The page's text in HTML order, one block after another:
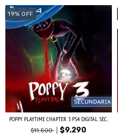
19% OFF
POPPY PLAYTIME CHAPTER 3 PS4 DIGITAL SEC...
$11.500 $9.290